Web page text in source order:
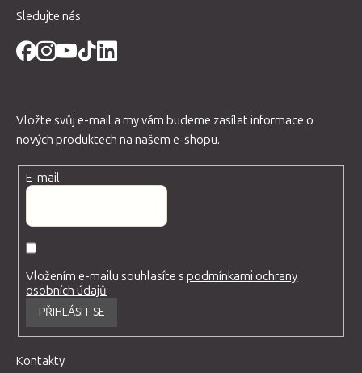
Sledujte nás
Vložte svůj e-mail a my vám budeme zasílat informace o
nových produktech na našem e-shopu.
E-mail
Vložením e-mailu souhlasíte spodmínkami ochrany
osobních údajů
PŘIHLÁSIT SE
Kontakty